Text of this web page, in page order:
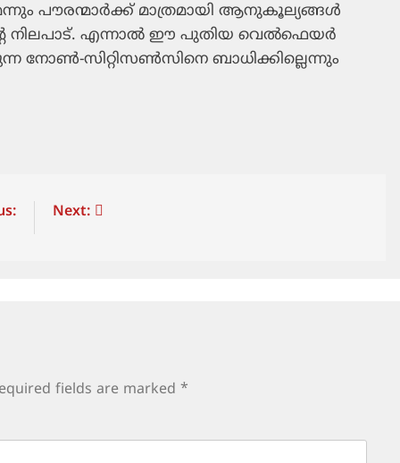
പൗരന്മാർക്ക് മാത്രമായി ആനുകൂല്യങ്ങൾ
നിലപാട്. എന്നാൽ ഈ പുതിയ വെൽഫെയർ
നോൺ-സിറ്റിസൺസിനെ ബാധിക്കില്ലെന്നും
Next:
fields are marked *